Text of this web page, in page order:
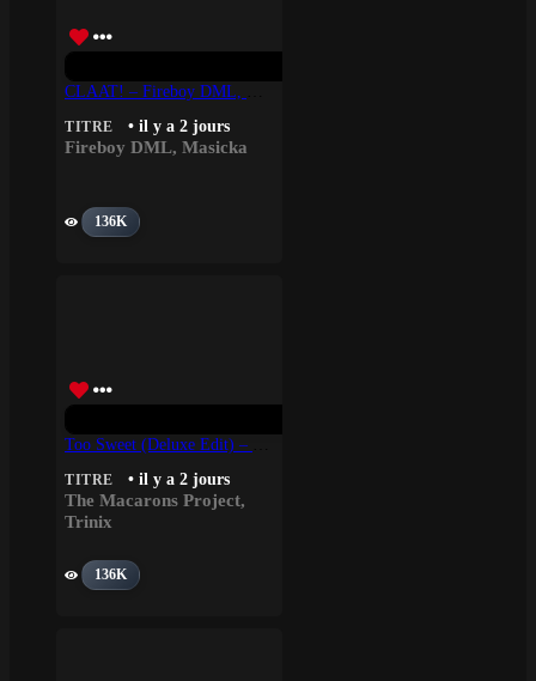
TITRE • il y a 2 jours
Fireboy DML, Masicka
136K
TITRE • il y a 2 jours
The Macarons Project,
Trinix
136K